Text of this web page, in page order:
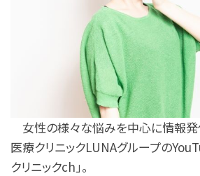
女性の様々な悩みを中心に情報発
医療クリニックLUNAグループの
クリニックch」。